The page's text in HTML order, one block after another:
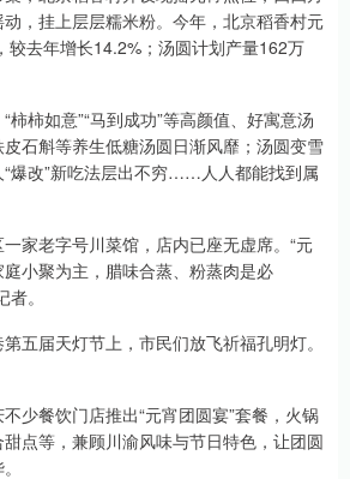
，挂上层层糯米粉。今年，北京稻香村元
较去年增长14.2%；汤圆计划产量162万
柿如意”“马到成功”等高颜值、好寓意汤
石斛等养生低糖汤圆日渐风靡；汤圆变雪
爆改”新吃法层出不穷……人人都能找到属
老字号川菜馆，店内已座无虚席。“元
小聚为主，腊味合蒸、粉蒸肉是必
。
届天灯节上，市民们放飞祈福孔明灯。
餐饮门店推出“元宵团圆宴”套餐，火锅
点等，兼顾川渝风味与节日特色，让团圆